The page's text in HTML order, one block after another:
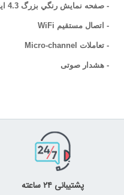
- صفحه نمايش رنگي بزرگ 4.3 اينچي
- اتصال مستقيم WiFi
- تعاملات Micro-channel
- هشدار صوتی
پشتیبانی ۲۴ ساعته